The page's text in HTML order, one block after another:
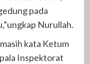
pada
Nurullah.
kata Ketum
Inspektorat